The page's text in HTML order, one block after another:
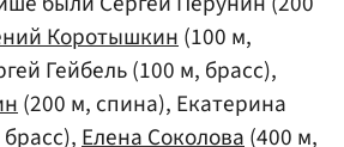
Коротышкин(100 м,
Гейбель (100 м, брасс),
(200 м, спина), Екатерина
Елена Соколова(400 м,